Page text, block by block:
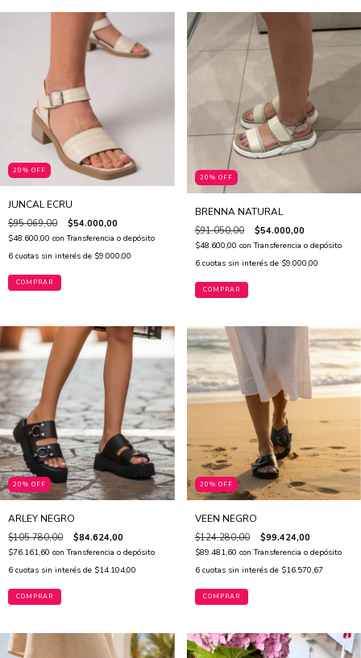
20% OFF
JUNCAL ECRU
$95.069,00 $54.000,00
$48.600,00 con Transferencia o depósito
6 cuotas sin interés de $9.000,00
COMPRAR
20% OFF
BRENNA NATURAL
$91.050,00 $54.000,00
$48.600,00 con Transferencia o depósito
6 cuotas sin interés de $9.000,00
COMPRAR
20% OFF
ARLEY NEGRO
$105.780,00 $84.624,00
$76.161,60 con Transferencia o depósito
6 cuotas sin interés de $14.104,00
COMPRAR
20% OFF
VEEN NEGRO
$124.280,00 $99.424,00
$89.481,60 con Transferencia o depósito
6 cuotas sin interés de $16.570,67
COMPRAR